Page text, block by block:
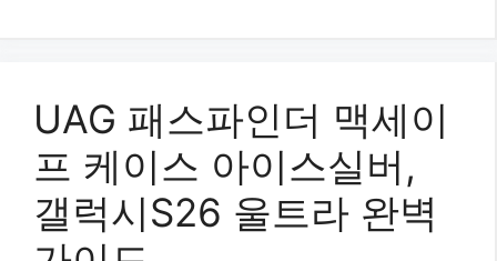
UAG 패스파인더 맥세이
프 케이스 아이스실버,
갤럭시S26 울트라 완벽